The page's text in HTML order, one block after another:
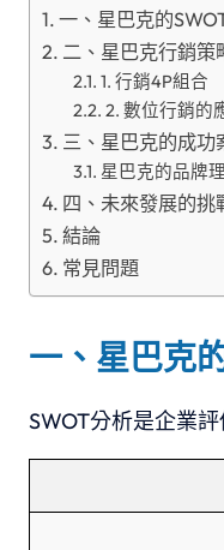
一、星巴克的
二、星巴克行銷策
1. 行銷4P組合
2. 數位行銷的
三、星巴克的成功
星巴克的品牌
四、未來發展的挑
結論
常見問題
一、星巴克
SWOT分析是企業